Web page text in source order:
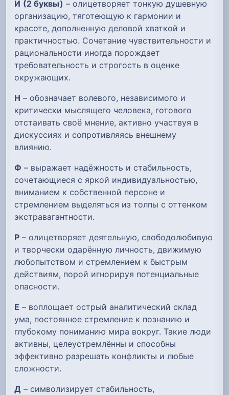
И (2 буквы) – олицетворяет тонкую душевную
организацию, тяготеющую к гармонии и
красоте, дополненную деловой хваткой и
практичностью. Сочетание чувствительности и
рациональности иногда порождает
требовательность и строгость в оценке
окружающих.
Н – обозначает волевого, независимого и
критически мыслящего человека, готового
отстаивать своё мнение, активно участвуя в
дискуссиях и сопротивляясь внешнему
влиянию.
Ф – выражает надёжность и стабильность,
сочетающиеся с яркой индивидуальностью,
вниманием к собственной персоне и
стремлением выделяться из толпы с оттенком
экстравагантности.
Р – олицетворяет деятельную, свободолюбивую
и творчески одарённую личность, движимую
любопытством и стремлением к быстрым
действиям, порой игнорируя потенциальные
опасности.
Е – воплощает острый аналитический склад
ума, постоянное стремление к познанию и
глубокому пониманию мира вокруг. Такие люди
активны, целеустремлённы и способны
эффективно разрешать конфликты и любые
сложности.
Д – символизирует стабильность,